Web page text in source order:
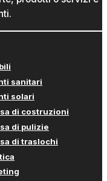
sanitari
solari
di costruzioni
di pulizie
di traslochi